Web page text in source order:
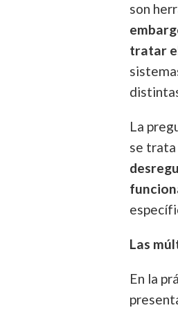
son
tratar
La
se trata
Las
En la